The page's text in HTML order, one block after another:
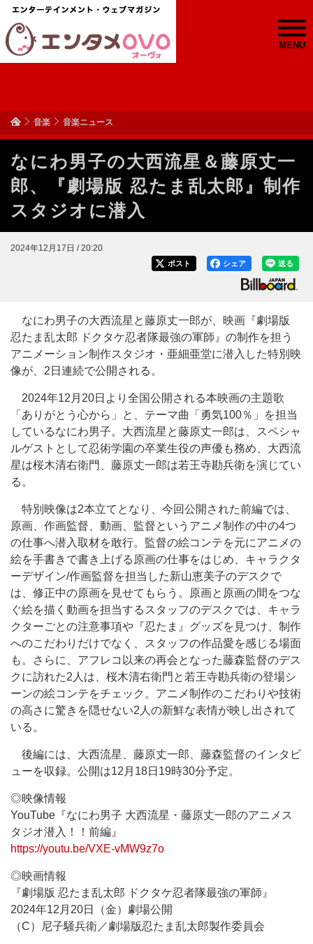
MENU
音楽 音楽ニュース
なにわ男子の大西流星＆藤原丈一
郎、『劇場版 忍たま乱太郎』制作
スタジオに潜入
2024年12月17日 / 20:20
送る
シェア
ポスト
なにわ男子の大西流星と藤原丈一郎が、映画『劇場版
忍たま乱太郎 ドクタケ忍者隊最強の軍師』の制作を担う
アニメーション制作スタジオ・亜細亜堂に潜入した特別映
像が、2日連続で公開される。
2024年12月20日より全国公開される本映画の主題歌
「ありがとう心から」と、テーマ曲「勇気100％」を担当
しているなにわ男子。大西流星と藤原丈一郎は、スペシャ
ルゲストとして忍術学園の卒業生役の声優も務め、大西流
星は桜木清右衛門、藤原丈一郎は若王寺勘兵衛を演じてい
る。
特別映像は2本立てとなり、今回公開された前編では、
原画、作画監督、動画、監督というアニメ制作の中の4つ
の仕事へ潜入取材を敢行。監督の絵コンテを元にアニメの
絵を手書きで書き上げる原画の仕事をはじめ、キャラクタ
ーデザイン/作画監督を担当した新山恵美子のデスクで
は、修正中の原画を見せてもらう。原画と原画の間をつな
ぐ絵を描く動画を担当するスタッフのデスクでは、キャラ
クターごとの注意事項や『忍たま』グッズを見つけ、制作
へのこだわりだけでなく、スタッフの作品愛を感じる場面
も。さらに、アフレコ以来の再会となった藤森監督のデス
クに訪れた2人は、桜木清右衛門と若王寺勘兵衛の登場シ
ーンの絵コンテをチェック。アニメ制作のこだわりや技術
の高さに驚きを隠せない2人の新鮮な表情が映し出されて
いる。
後編には、大西流星、藤原丈一郎、藤森監督のインタビ
ューを収録。公開は12月18日19時30分予定。
◎映像情報
YouTube『なにわ男子 大西流星・藤原丈一郎のアニメス
タジオ潜入！！前編』
https://youtu.be/VXE-vMW9z7o
◎映画情報
『劇場版 忍たま乱太郎 ドクタケ忍者隊最強の軍師』
2024年12月20日（金）劇場公開
（C）尼子騒兵衛／劇場版忍たま乱太郎製作委員会